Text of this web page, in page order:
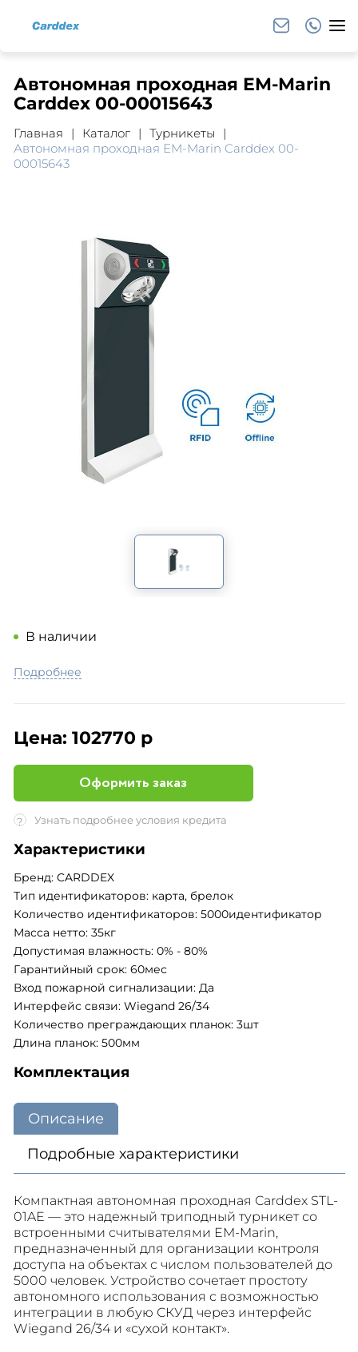
Автономная проходная EM-Marin
Carddex 00-00015643
Главная Каталог
Турникеты
Автономная проходная EM-Marin Carddex 00-
00015643
В наличии
Подробнее
Цена: 102770 р
Оформить заказ
? Узнать подробнее условия кредита
Характеристики
Бренд: CARDDEX
Тип идентификаторов: карта, брелок
Количество идентификаторов: 5000идентификатор
Масса нетто: 35кг
Допустимая влажность: 0% - 80%
Гарантийный срок: 60мес
Вход пожарной сигнализации: Да
Интерфейс связи: Wiegand 26/34
Количество преграждающих планок: 3шт
Длина планок: 500мм
Комплектация
Описание
Подробные характеристики
Компактная автономная проходная Carddex STL-
01AE — это надежный триподный турникет со
встроенными считывателями EM-Marin,
предназначенный для организации контроля
доступа на объектах с числом пользователей до
5000 человек. Устройство сочетает простоту
автономного использования с возможностью
интеграции в любую СКУД через интерфейс
Wiegand 26/34 и «сухой контакт».